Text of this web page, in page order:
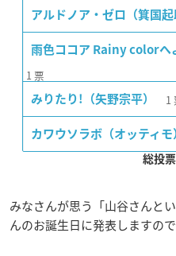
アルドノア・ゼロ（箕国起
雨色ココア Rainy colorへ
1 票
みりたり!（矢野宗平） 1
カワウソラボ（オッティモ
総投
みなさんが思う「山谷さんと
んのお誕生日に発表しますの